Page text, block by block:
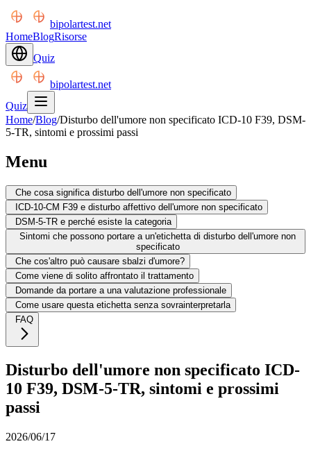
bipolartest.net
HomeBlogRisorse
Quiz
bipolartest.net
Quiz
Home/Blog/Disturbo dell'umore non specificato ICD-10 F39, DSM-
5-TR, sintomi e prossimi passi
Menu
Che cosa significa disturbo dell'umore non specificato
ICD-10-CM F39 e disturbo affettivo dell'umore non specificato
DSM-5-TR e perché esiste la categoria
Sintomi che possono portare a un'etichetta di disturbo dell'umore non
specificato
Che cos'altro può causare sbalzi d'umore?
Come viene di solito affrontato il trattamento
Domande da portare a una valutazione professionale
Come usare questa etichetta senza sovrainterpretarla
FAQ
Disturbo dell'umore non specificato ICD-
10 F39, DSM-5-TR, sintomi e prossimi
passi
2026/06/17